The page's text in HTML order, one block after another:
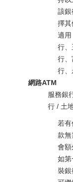
該銀
擇其
適用
行、
行、
行、
網路ATM
服務銀
行 / 土
若有
款無
會額
如第
裝銀